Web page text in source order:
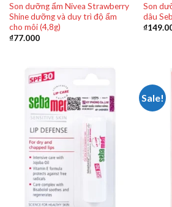
Son dưỡng ẩm Nivea Strawberry
Shine dưỡng và duy trì độ ẩm
cho môi (4,8g)
₫77.000
Son
dâu
₫
Sale!